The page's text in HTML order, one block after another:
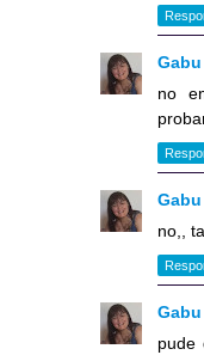
Gabu
no
Gabu
no,,
Gabu
pude